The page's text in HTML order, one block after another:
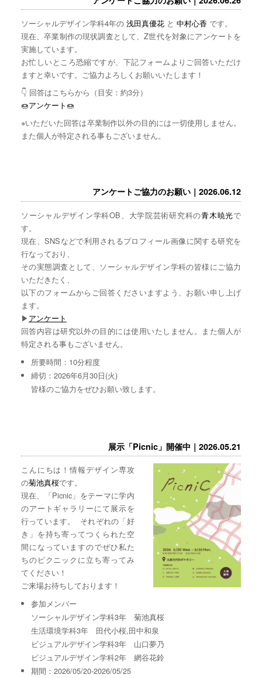
ソーシャルデザイン学科4年の 浅田真優花と 中村心香 です。
現在、卒業制作の現状調査として、Z世代を対象にアンケートを
実施しています。
お忙しいところ恐縮ですが、下記フォームよりご回答いただけ
ますと幸いです。ご協力よろしくお願いいたします！
👇 回答はこちらから（目安：約3分）
🍩アンケート🍩
※いただいた回答は卒業制作以外の目的には一切使用しません。
また個人が特定される事もございません。
アンケートご協力のお願い｜2026.06.12
ソーシャルデザイン学科OB、大学院芸術研究科の青木暁光で
す。
現在、SNSなどで利用されるプロフィール画像に関する研究を
行なっており、
その実態調査として、ソーシャルデザイン学科の皆様にご協力
いただきたく、
以下のフォームからご回答くださいますよう、お願い申し上げ
ます。
▶︎アンケート
回答内容は研究以外の目的には使用いたしません。また個人が
特定される事もございません。
所要時間：10分程度
締切：2026年6月30日(火)
皆様のご協力をぜひお願い致します。
展示「Picnic」開催中｜2026.05.21
こんにちは！情報デザイン専攻
の菊池真桜です。
現在、「Picnic」をテーマに学内
のアートギャラリーにて展示を
行っています。 それぞれの「好
き」を持ち寄ってつくられた空
間になっていますのでぜひ私た
ちのピクニックに立ち寄ってみ
てください！
ご来場お待ちしております！
参加メンバー
ソーシャルデザイン学科3年 菊池真桜
生活環境学科3年 田代小桜,田中和泉
ビジュアルデザイン学科3年 山口夢乃
ビジュアルデザイン学科2年 網谷花鈴
期間：2026/05/20-2026/05/25